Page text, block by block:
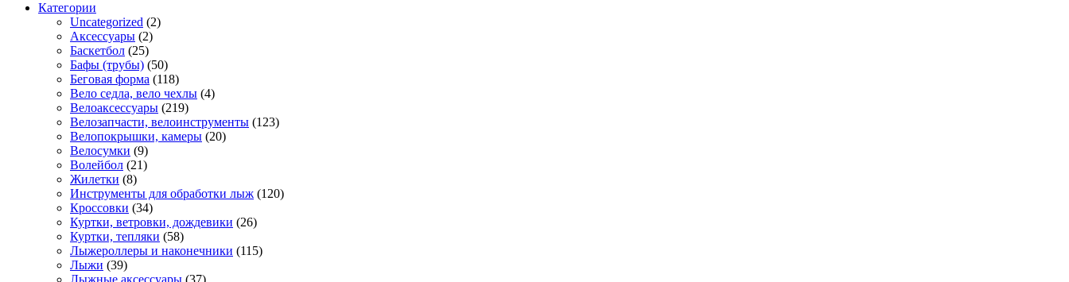
Категории
Uncategorized (2)
Аксессуары (2)
Баскетбол (25)
Бафы (трубы) (50)
Беговая форма (118)
Вело седла, вело чехлы (4)
Велоаксессуары (219)
Велозапчасти, велоинструменты (123)
Велопокрышки, камеры (20)
Велосумки (9)
Волейбол (21)
Жилетки (8)
Инструменты для обработки лыж (120)
Кроссовки (34)
Куртки, ветровки, дождевики (26)
Куртки, тепляки (58)
Лыжероллеры и наконечники (115)
Лыжи (39)
Лыжные аксессуары (37)